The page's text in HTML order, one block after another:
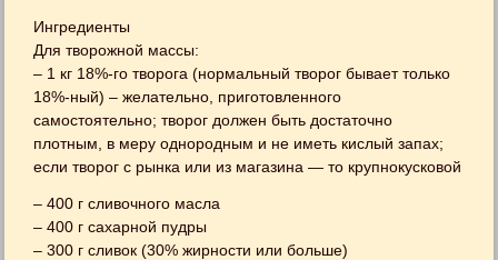
Ингредиенты
Для творожной массы:
– 1 кг 18%-го творога (нормальный творог бывает только
18%-ный) – желательно, приготовленного
самостоятельно; творог должен быть достаточно
плотным, в меру однородным и не иметь кислый запах;
если творог с рынка или из магазина — то крупнокусковой
– 400 г сливочного масла
– 400 г сахарной пудры
– 300 г сливок (30% жирности или больше)